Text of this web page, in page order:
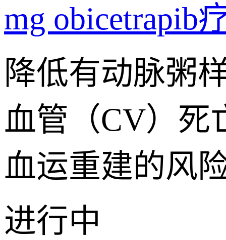
mg obicetrapib
降低有动脉粥
血管（CV）死
血运重建的风
进行中